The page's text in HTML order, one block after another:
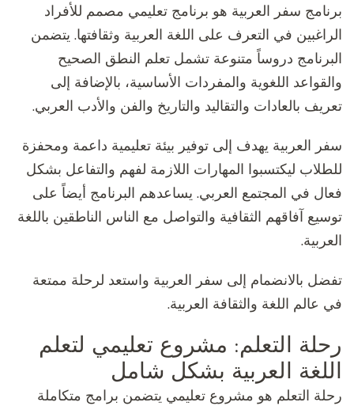
برنامج سفر العربية هو برنامج تعليمي مصمم للأفراد
الراغبين في التعرف على اللغة العربية وثقافتها. يتضمن
البرنامج دروساً متنوعة تشمل تعلم النطق الصحيح
والقواعد اللغوية والمفردات الأساسية، بالإضافة إلى
تعريف بالعادات والتقاليد والتاريخ والفن والأدب العربي.
سفر العربية يهدف إلى توفير بيئة تعليمية داعمة ومحفزة
للطلاب ليكتسبوا المهارات اللازمة لفهم والتفاعل بشكل
فعال في المجتمع العربي. يساعدهم البرنامج أيضاً على
توسيع آفاقهم الثقافية والتواصل مع الناس الناطقين باللغة
العربية.
تفضل بالانضمام إلى سفر العربية واستعد لرحلة ممتعة
في عالم اللغة والثقافة العربية.
رحلة التعلم: مشروع تعليمي لتعلم
اللغة العربية بشكل شامل
رحلة التعلم هو مشروع تعليمي يتضمن برامج متكاملة